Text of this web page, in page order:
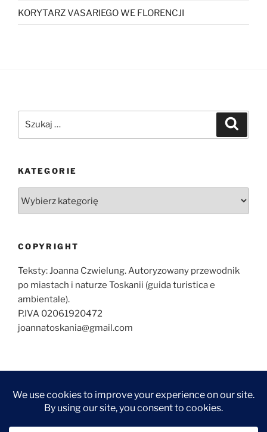
KORYTARZ VASARIEGO WE FLORENCJI
KATEGORIE
COPYRIGHT
Teksty: Joanna Czwielung. Autoryzowany przewodnik
po miastach i naturze Toskanii (guida turistica e
ambientale).
P.IVA 02061920472
joannatoskania@gmail.com
O
ZWIEDZANIE
FLORENCJI
ZWIEDZANIE
TOSKANII
WYCIECZKIKONTAKTNAJCZĘŚCIEJ
ZADAWANE
FOTOGRAFARTYKUŁYARTYKUŁY